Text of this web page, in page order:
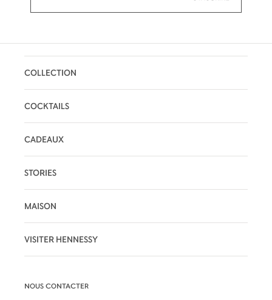
COLLECTION
COCKTAILS
CADEAUX
STORIES
MAISON
VISITER HENNESSY
NOUS CONTACTER